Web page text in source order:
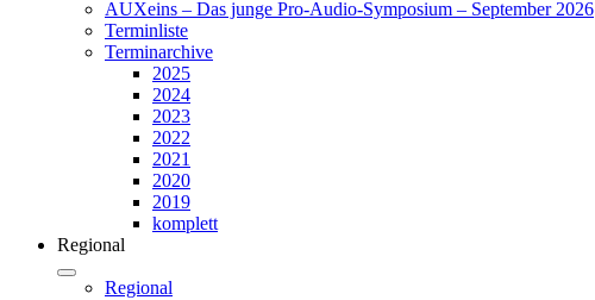
AUXeins – Das junge Pro-Audio-Symposium – September 2026
Terminliste
Terminarchive
2025
2024
2023
2022
2021
2020
2019
komplett
Regional
Regional